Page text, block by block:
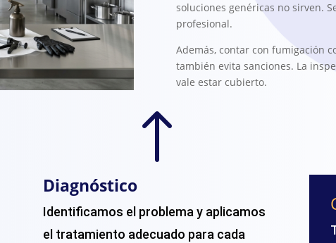
soluciones genéricas no sirven.
profesional.
Además, contar con fumigación
también evita sanciones. La
vale estar cubierto.
!
Diagnóstico
Identificamos el problema y aplicamos
el tratamiento adecuado para cada